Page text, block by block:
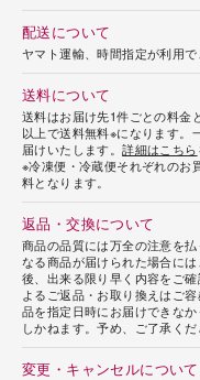
配送について
ヤマト運輸、時間指定が利用
送料について
送料はお届け先1件ごとの料金
以上で送料無料※になります。
届けいたします。詳細はこちら
※冷凍便・冷蔵便それぞれのお
料となります。
返品・交換について
商品の品質には万全の注意を
なる商品が届けられた場合に
後、出来る限り早く内容をご
よるご返品・お取り換えはご
品を指定日時にお届けできな
しかねます。予め、ご了承くだ
変更・キャンセルについて